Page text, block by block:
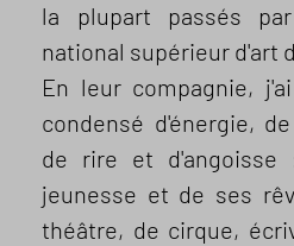
la plupart passés
national supérieur d'art
En leur compagnie,
condensé d'énergie,
de rire et
jeunesse et de ses
théâtre, de cirque,